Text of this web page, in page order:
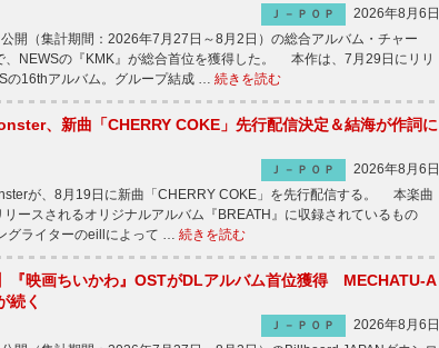
Ｊ－ＰＯＰ
2026年8月6日
開（集計期間：2026年7月27日～8月2日）の総合アルバム・チャー
、NEWSの『KMK』が総合首位を獲得した。 本作は、7月29日にリリ
の16thアルバム。グループ結成 … 続きを読む
、新曲「CHERRY COKE」先行配信決定＆結海が作詞に
Ｊ－ＰＯＰ
2026年8月6日
が、8月19日に新曲「CHERRY COKE」を先行配信する。 本楽曲
ースされるオリジナルアルバム『BREATH』に収録されているもの
グライターのeillによって … 続きを読む
『映画ちいかわ』OSTがDLアルバム首位獲得 MECHATU-A
続く
Ｊ－ＰＯＰ
2026年8月6日